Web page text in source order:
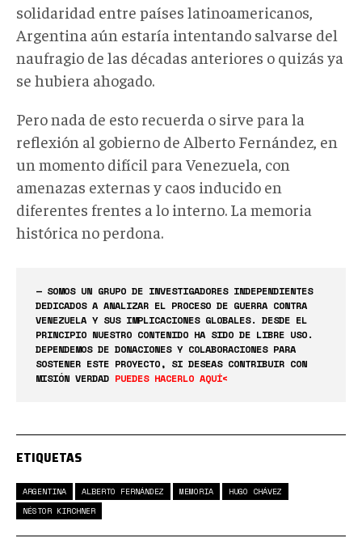
solidaridad entre países latinoamericanos,
Argentina aún estaría intentando salvarse del
naufragio de las décadas anteriores o quizás ya
se hubiera ahogado.
Pero nada de esto recuerda o sirve para la
reflexión al gobierno de Alberto Fernández, en
un momento difícil para Venezuela, con
amenazas externas y caos inducido en
diferentes frentes a lo interno. La memoria
histórica no perdona.
— SOMOS UN GRUPO DE INVESTIGADORES INDEPENDIENTES
DEDICADOS A ANALIZAR EL PROCESO DE GUERRA CONTRA
VENEZUELA Y SUS IMPLICACIONES GLOBALES. DESDE EL
PRINCIPIO NUESTRO CONTENIDO HA SIDO DE LIBRE USO.
DEPENDEMOS DE DONACIONES Y COLABORACIONES PARA
SOSTENER ESTE PROYECTO, SI DESEAS CONTRIBUIR CON
MISIÓN VERDAD PUEDES HACERLO AQUÍ<
ETIQUETAS
ARGENTINA ALBERTO FERNÁNDEZ MEMORIA
HUGO CHÁVEZ
NÉSTOR KIRCHNER